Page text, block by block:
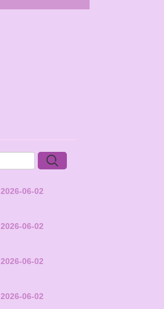
2026-06-02
2026-06-02
2026-06-02
2026-06-02